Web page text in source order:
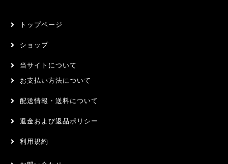
トップページ
ショップ
当サイトについて
お支払い方法について
配送情報・送料について
返金および返品ポリシー
利用規約